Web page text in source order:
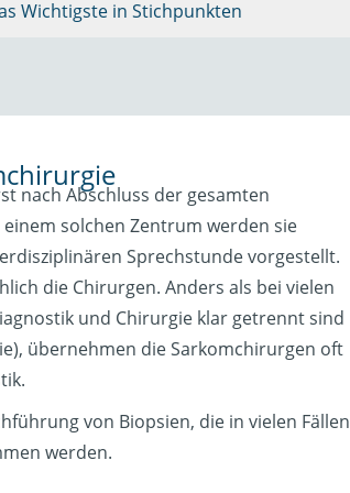
Wichtigste in Stichpunkten
nach Abschluss der gesamten
solchen Zentrum werden sie
Sprechstunde vorgestellt.
die Chirurgen. Anders als bei vielen
und Chirurgie klar getrennt sind
übernehmen die Sarkomchirurgen oft
von Biopsien, die in vielen Fällen
werden.